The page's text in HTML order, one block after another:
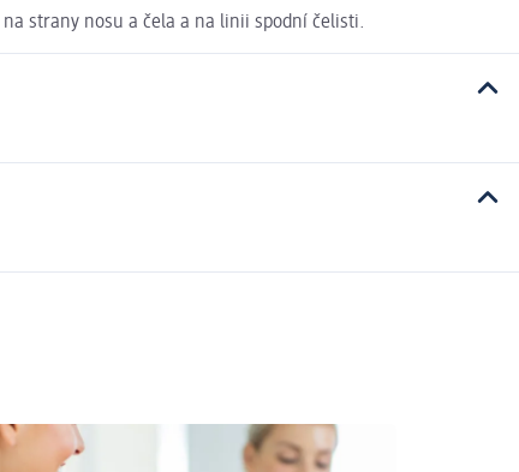
strany nosu a čela a na linii spodní čelisti.